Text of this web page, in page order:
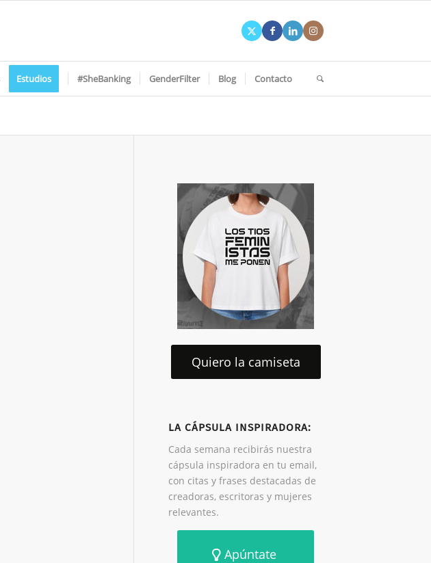
Estudios #SheBanking GenderFilter Blog Contacto
Quiero la camiseta
LA CÁPSULA INSPIRADORA:
Cada semana recibirás nuestra
cápsula inspiradora en tu email,
con citas y frases destacadas de
creadoras, escritoras y mujeres
relevantes.
Apúntate